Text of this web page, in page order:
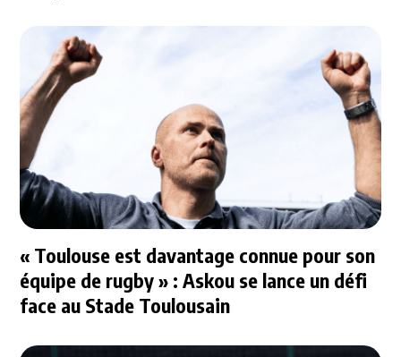
« Toulouse est davantage connue pour son
équipe de rugby » : Askou se lance un défi
face au Stade Toulousain